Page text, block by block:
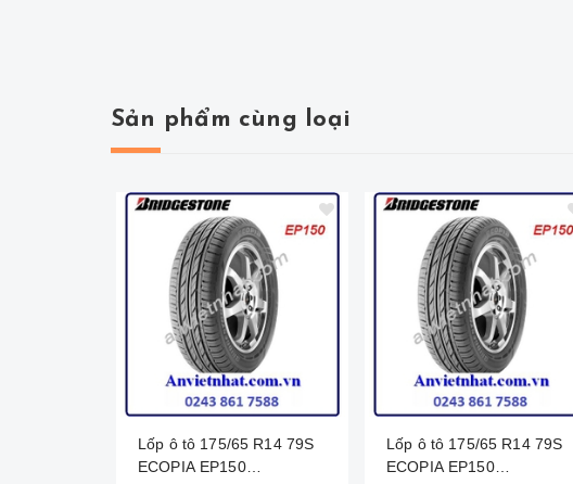
Sản phẩm cùng loại
Lốp ô tô 175/65 R14 79S
ECOPIA EP150
Lốp ô tô 175/65 R14 79S
ECOPIA EP150